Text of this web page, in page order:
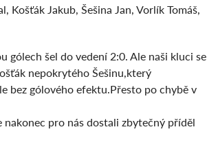
Jakub, Šešina Jan, Vorlík Tomáš,
gólech šel do vedení 2:0. Ale naši kluci se
nepokrytého Šešinu,který
bez gólového efektu.Přesto po chybě v
nakonec pro nás dostali zbytečný příděl